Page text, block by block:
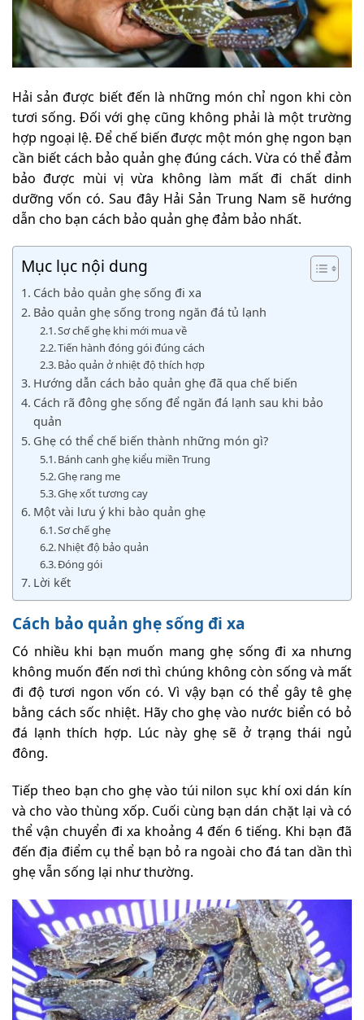
Hải sản được biết đến là những món chỉ ngon khi còn
tươi sống. Đối với ghẹ cũng không phải là một trường
hợp ngoại lệ. Để chế biến được một món ghẹ ngon bạn
cần biết cách bảo quản ghẹ đúng cách. Vừa có thể đảm
bảo được mùi vị vừa không làm mất đi chất dinh
dưỡng vốn có. Sau đây Hải Sản Trung Nam sẽ hướng
dẫn cho bạn cách bảo quản ghẹ đảm bảo nhất.
Mục lục nội dung
Cách bảo quản ghẹ sống đi xa
Bảo quản ghẹ sống trong ngăn đá tủ lạnh
Sơ chế ghẹ khi mới mua về
Tiến hành đóng gói đúng cách
Bảo quản ở nhiệt độ thích hợp
Hướng dẫn cách bảo quản ghẹ đã qua chế biến
Cách rã đông ghẹ sống để ngăn đá lạnh sau khi bảo
quản
Ghẹ có thể chế biến thành những món gì?
Bánh canh ghẹ kiểu miền Trung
Ghẹ rang me
Ghẹ xốt tương cay
Một vài lưu ý khi bào quản ghẹ
Sơ chế ghẹ
Nhiệt độ bảo quản
Đóng gói
Lời kết
Cách bảo quản ghẹ sống đi xa
Có nhiều khi bạn muốn mang ghẹ sống đi xa nhưng
không muốn đến nơi thì chúng không còn sống và mất
đi độ tươi ngon vốn có. Vì vậy bạn có thể gây tê ghẹ
bằng cách sốc nhiệt. Hãy cho ghẹ vào nước biển có bỏ
đá lạnh thích hợp. Lúc này ghẹ sẽ ở trạng thái ngủ
đông.
Tiếp theo bạn cho ghẹ vào túi nilon sục khí oxi dán kín
và cho vào thùng xốp. Cuối cùng bạn dán chặt lại và có
thể vận chuyển đi xa khoảng 4 đến 6 tiếng. Khi bạn đã
đến địa điểm cụ thể bạn bỏ ra ngoài cho đá tan dần thì
ghẹ vẫn sống lại như thường.